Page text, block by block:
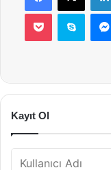
Pocket Skype
Kayıt Ol